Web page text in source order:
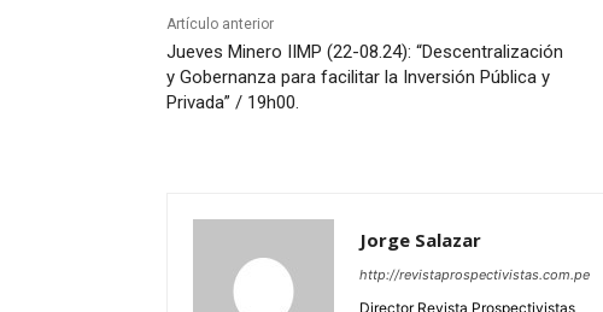
Artículo anterior
Jueves Minero IIMP (22-08.24): “Descentralización
y Gobernanza para facilitar la Inversión Pública y
Privada” / 19h00.
Jorge Salazar
http://revistaprospectivistas.com.pe
Director Revista Prospectivistas